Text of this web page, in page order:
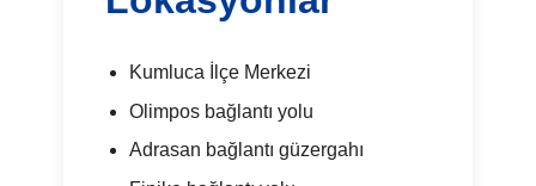
Kumluca İlçe Merkezi
Olimpos bağlantı yolu
Adrasan bağlantı güzergahı